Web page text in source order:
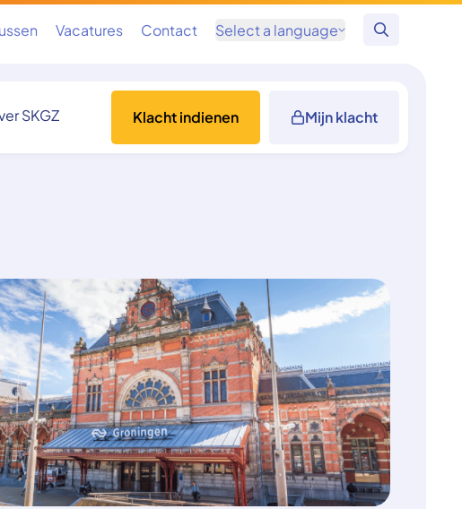
Vacatures Contact Select a language
Zoeken
SKGZ Klacht indienen Mijn klacht